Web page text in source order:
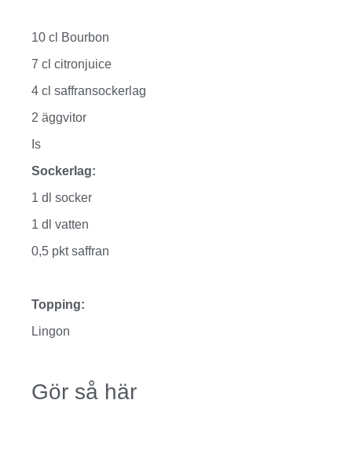
10 cl Bourbon
7 cl citronjuice
4 cl saffransockerlag
2 äggvitor
Is
Sockerlag:
1 dl socker
1 dl vatten
0,5 pkt saffran
Topping:
Lingon
Gör så här